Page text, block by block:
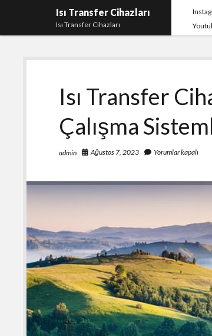
Isı Transfer Cihazları
Isı Transfer Cihazları
Transfer
Cihazları
Isı Transfer
Çalışma
admin Ağustos 7, 2023 Yorumlar kapalı